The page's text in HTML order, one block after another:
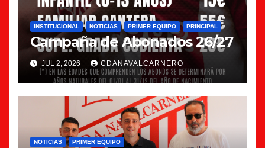
INSTITUCIONAL NOTICIAS PRIMER EQUIPO PRINCIPAL
Campaña de Abonados 26/27
JUL 2, 2026 CDANAVALCARNERO
NOTICIAS PRIMER EQUIPO